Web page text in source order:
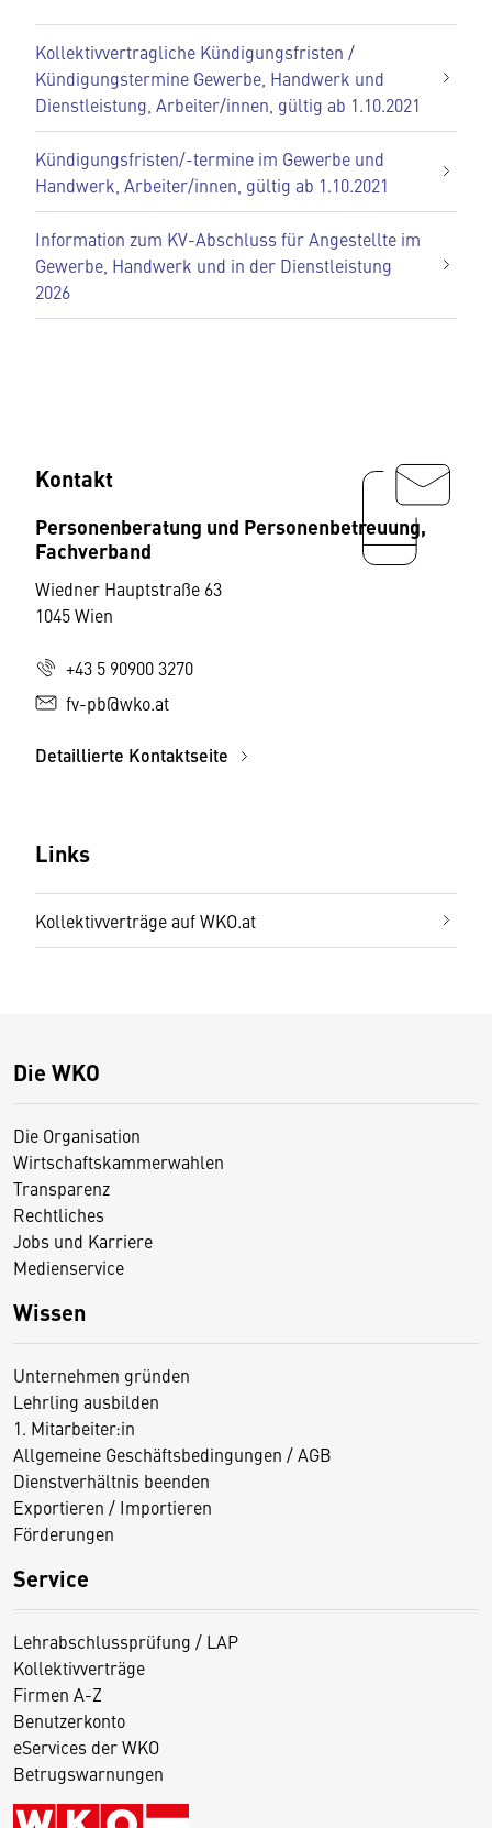
Kollektivvertragliche Kündigungsfristen /
Kündigungstermine Gewerbe, Handwerk und
Dienstleistung, Arbeiter/innen, gültig ab 1.10.2021
Kündigungsfristen/-termine im Gewerbe und
Handwerk, Arbeiter/innen, gültig ab 1.10.2021
Information zum KV-Abschluss für Angestellte im
Gewerbe, Handwerk und in der Dienstleistung
2026
Kontakt
Personenberatung und Personenbetreuung,
Fachverband
Wiedner Hauptstraße 63
1045 Wien
+43 5 90900 3270
fv-pb@wko.at
Detaillierte Kontaktseite
Links
Kollektivverträge auf WKO.at
Die WKO
Die Organisation
Wirtschaftskammerwahlen
Transparenz
Rechtliches
Jobs und Karriere
Medienservice
Wissen
Unternehmen gründen
Lehrling ausbilden
1. Mitarbeiter:in
Allgemeine Geschäftsbedingungen / AGB
Dienstverhältnis beenden
Exportieren / Importieren
Förderungen
Service
Lehrabschlussprüfung / LAP
Kollektivverträge
Firmen A-Z
Benutzerkonto
eServices der WKO
Betrugswarnungen